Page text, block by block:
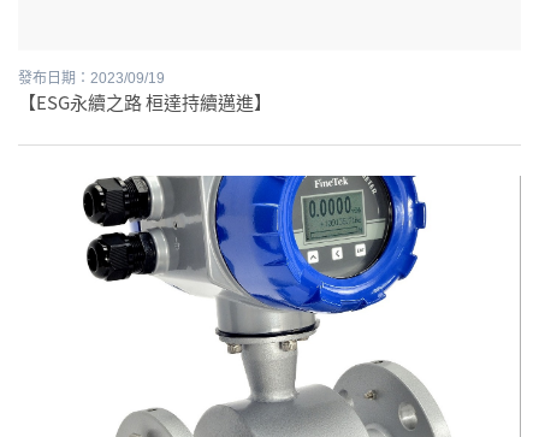
發布日期：2023/09/19
【ESG永續之路 桓達持續邁進】